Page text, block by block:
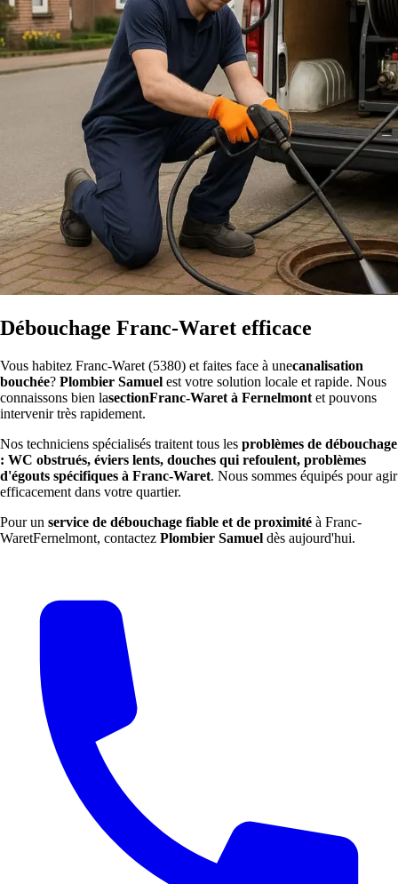
Débouchage Franc-Waret efficace
Vous habitez Franc-Waret (5380) et faites face à unecanalisation
bouchée? Plombier Samuel est votre solution locale et rapide. Nous
connaissons bien lasectionFranc-Waret à Fernelmont et pouvons
intervenir très rapidement.
Nos techniciens spécialisés traitent tous les problèmes de débouchage
: WC obstrués, éviers lents, douches qui refoulent, problèmes
d'égouts spécifiques à Franc-Waret. Nous sommes équipés pour agir
efficacement dans votre quartier.
Pour un service de débouchage fiable et de proximité à Franc-
WaretFernelmont, contactez Plombier Samuel dès aujourd'hui.